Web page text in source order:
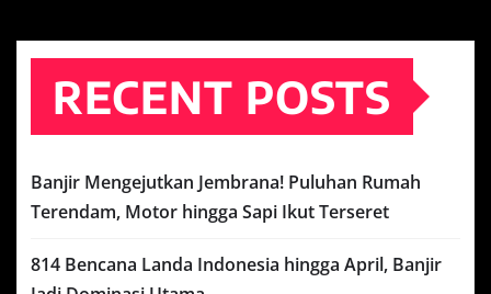
RECENT POSTS
Banjir Mengejutkan Jembrana! Puluhan Rumah
Terendam, Motor hingga Sapi Ikut Terseret
814 Bencana Landa Indonesia hingga April, Banjir